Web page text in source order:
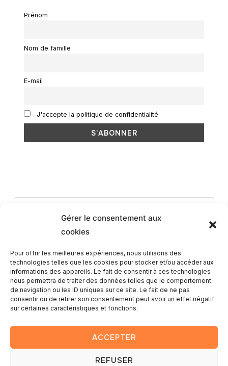
Gérer le consentement aux
cookies
Pour offrir les meilleures expériences, nous utilisons des
technologies telles que les cookies pour stocker et/ou accéder aux
informations des appareils. Le fait de consentir à ces technologies
nous permettra de traiter des données telles que le comportement
de navigation ou les ID uniques sur ce site. Le fait de ne pas
consentir ou de retirer son consentement peut avoir un effet négatif
sur certaines caractéristiques et fonctions.
ACCEPTER
REFUSER
Prénom
Nom de famille
E-mail
J'accepte la politique de confidentialité
Romain
passe pour voir les commentaires.